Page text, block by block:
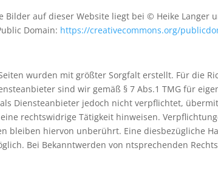
Bilder auf dieser Website liegt bei © Heike Langer
Domain: https://creativecommons.org/
wurden mit größter Sorgfalt erstellt. Für die
sind wir gemäß § 7 Abs.1 TMG für
Diensteanbieter jedoch nicht verpflichtet,
rechtswidrige Tätigkeit hinweisen.
bleiben hiervon unberührt. Eine diesbezügliche
Bei Bekanntwerden von ntsprechenden